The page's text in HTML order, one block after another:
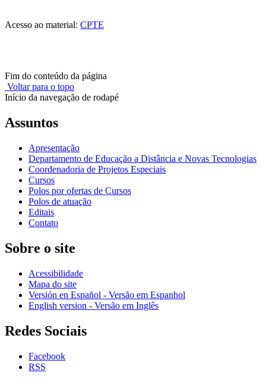
Acesso ao material: CPTE
Fim do conteúdo da página
Voltar para o topo
Início da navegação de rodapé
Assuntos
Apresentação
Departamento de Educação a Distância e Novas Tecnologias
Coordenadoria de Projetos Especiais
Cursos
Polos por ofertas de Cursos
Polos de atuação
Editais
Contato
Sobre o site
Acessibilidade
Mapa do site
Versión en Español - Versão em Espanhol
English version - Versão em Inglês
Redes Sociais
Facebook
RSS